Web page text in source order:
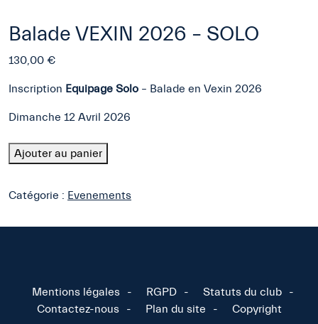
Balade VEXIN 2026 – SOLO
130,00 €
Inscription Equipage Solo – Balade en Vexin 2026
Dimanche 12 Avril 2026
quantité
de
VEXIN
Ajouter au panier
Catégorie : Evenements
Mentions légales RGPD
Statuts du club
Contactez-nous
Plan du site Copyright